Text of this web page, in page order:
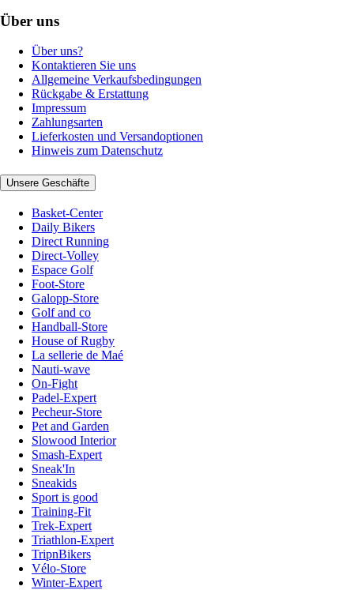
Über uns
Über uns?
Kontaktieren Sie uns
Allgemeine Verkaufsbedingungen
Rückgabe & Erstattung
Impressum
Zahlungsarten
Lieferkosten und Versandoptionen
Hinweis zum Datenschutz
Unsere Geschäfte
Basket-Center
Daily Bikers
Direct Running
Direct-Volley
Espace Golf
Foot-Store
Galopp-Store
Golf and co
Handball-Store
House of Rugby
La sellerie de Maé
Nauti-wave
On-Fight
Padel-Expert
Pecheur-Store
Pet and Garden
Slowood Interior
Smash-Expert
Sneak'In
Sneakids
Sport is good
Training-Fit
Trek-Expert
Triathlon-Expert
TripnBikers
Vélo-Store
Winter-Expert